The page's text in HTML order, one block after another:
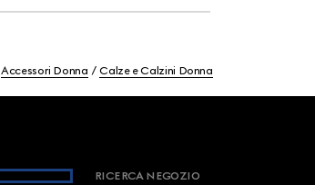
Accessori Donna Calze e Calzini Donna
RICERCA NEGOZIO